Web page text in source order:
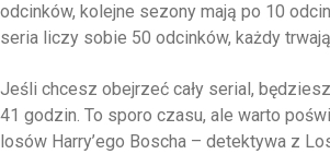
odcinków, kolejne sezony mają po 10
seria liczy sobie 50 odcinków, każdy
Jeśli chcesz obejrzeć cały serial,
41 godzin. To sporo czasu, ale warto
losów Harry’ego Boscha – detektywa z